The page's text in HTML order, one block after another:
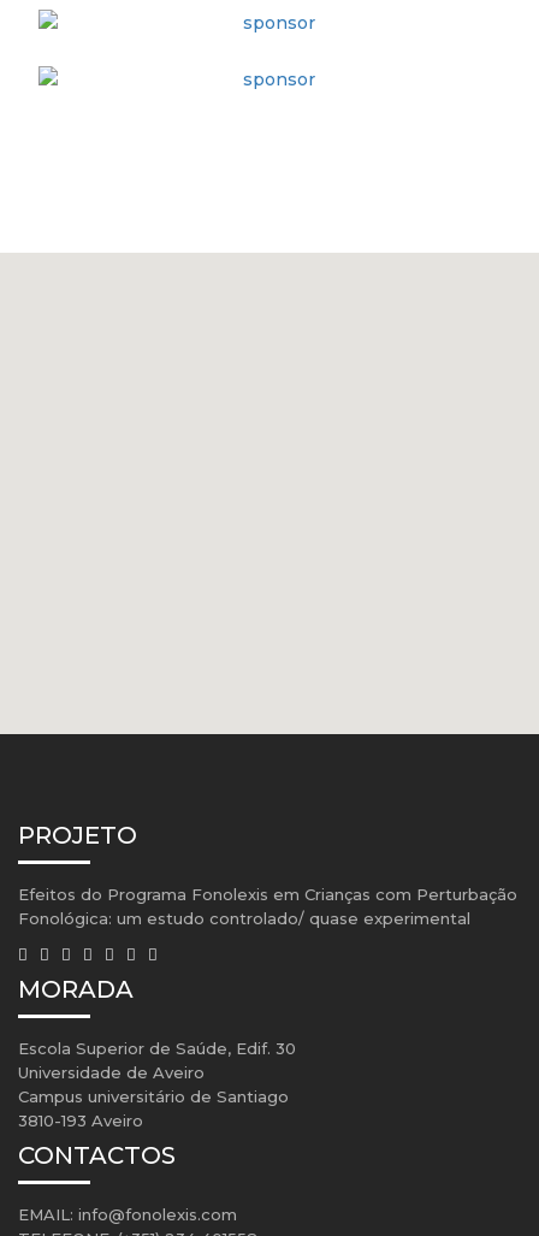
PROJETO
Efeitos do Programa Fonolexis em Crianças com Perturbação
Fonológica: um estudo controlado/ quase experimental
MORADA
Escola Superior de Saúde, Edif. 30
Universidade de Aveiro
Campus universitário de Santiago
3810-193 Aveiro
CONTACTOS
EMAIL: info@fonolexis.com